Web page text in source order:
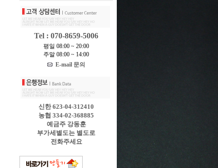
Tel : 070-8659-5006
평일 08:00 ~ 20:00
주말 08:00 ~ 14:00
E-mail 문의
신한 623-04-312410
농협 334-02-368885
예금주 강동훈
부가세별도는 별도로
전화주세요